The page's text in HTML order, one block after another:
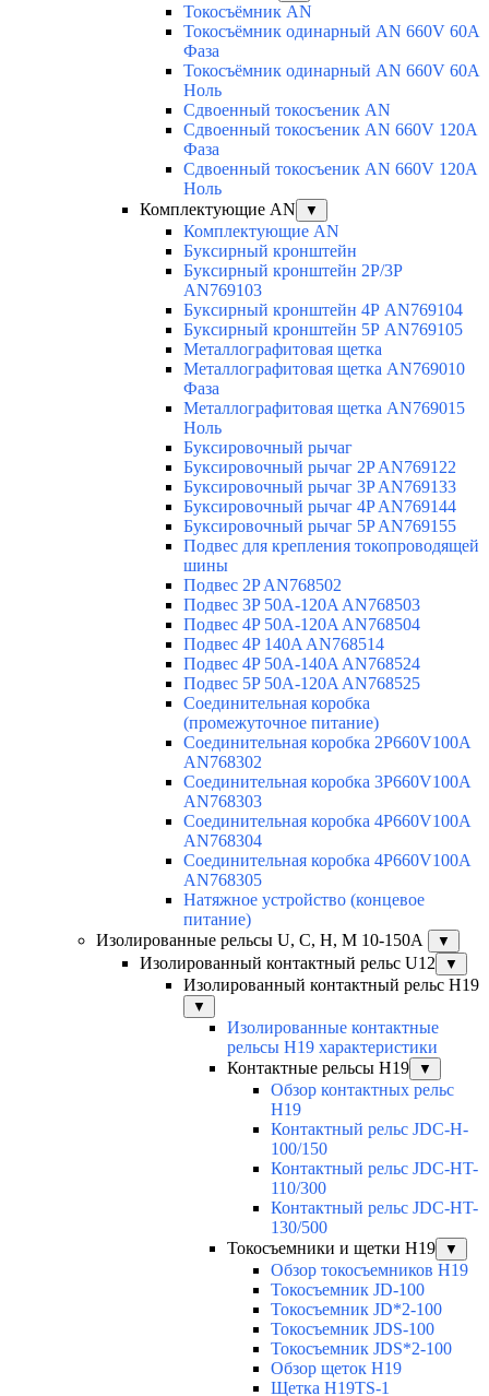
Токосъёмник AN
Токосъёмник одинарный AN 660V 60A
Фаза
Токосъёмник одинарный AN 660V 60A
Ноль
Сдвоенный токосъеник AN
Сдвоенный токосъеник AN 660V 120A
Фаза
Сдвоенный токосъеник AN 660V 120A
Ноль
Комплектующие AN
▼
Комплектующие AN
Буксирный кронштейн
Буксирный кронштейн 2Р/3Р
AN769103
Буксирный кронштейн 4Р AN769104
Буксирный кронштейн 5Р AN769105
Металлографитовая щетка
Металлографитовая щетка AN769010
Фаза
Металлографитовая щетка AN769015
Ноль
Буксировочный рычаг
Буксировочный рычаг 2P AN769122
Буксировочный рычаг 3P AN769133
Буксировочный рычаг 4P AN769144
Буксировочный рычаг 5P AN769155
Подвес для крепления токопроводящей
шины
Подвес 2P AN768502
Подвес 3P 50A-120A AN768503
Подвес 4P 50A-120A AN768504
Подвес 4P 140A AN768514
Подвес 4P 50A-140A AN768524
Подвес 5P 50A-120A AN768525
Соединительная коробка
(промежуточное питание)
Соединительная коробка 2P660V100A
AN768302
Соединительная коробка 3P660V100A
AN768303
Соединительная коробка 4P660V100A
AN768304
Соединительная коробка 4P660V100A
AN768305
Натяжное устройство (концевое
питание)
Изолированные рельсы U, C, H, M 10-150А
▼
Изолированный контактный рельс U12 ▼
Изолированный контактный рельс Н19
▼
Изолированные контактные
рельсы Н19 характеристики
Контактные рельсы H19
▼
Обзор контактных рельс
H19
Контактный рельс JDC-H-
100/150
Контактный рельс JDC-HT-
110/300
Контактный рельс JDC-HT-
130/500
Токосъемники и щетки H19
▼
Обзор токосъемников H19
Токосъемник JD-100
Токосъемник JD*2-100
Токосъемник JDS-100
Токосъемник JDS*2-100
Обзор щеток H19
Щетка H19TS-1